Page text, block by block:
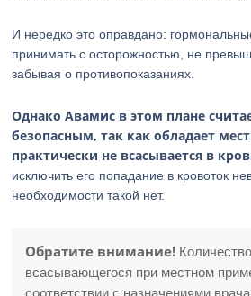
И нередко это оправдано:
принимать с осторожностью, не
забывая о противопоказаниях.
Однако Авамис в этом плане
безопасным, так как обладает
практически не всасывается в
исключить его попадание в кровоток
необходимости такой нет.
Обратите внимание!
всасывающегося при местном
соответствии с назначениями